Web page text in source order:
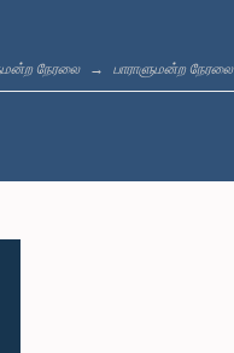
நேரலை பாராளுமன்ற நேரலை